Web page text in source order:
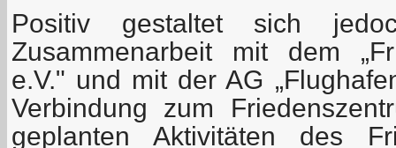
Positiv gestaltet sich
Zusammenarbeit mit dem
e.V." und mit der AG
Verbindung zum
geplanten Aktivitäten des